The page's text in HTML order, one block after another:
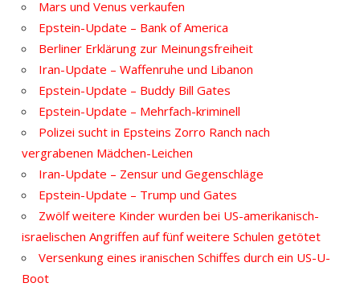
Mars und Venus verkaufen
Epstein-Update – Bank of America
Berliner Erklärung zur Meinungsfreiheit
Iran-Update – Waffenruhe und Libanon
Epstein-Update – Buddy Bill Gates
Epstein-Update – Mehrfach-kriminell
Polizei sucht in Epsteins Zorro Ranch nach
vergrabenen Mädchen-Leichen
Iran-Update – Zensur und Gegenschläge
Epstein-Update – Trump und Gates
Zwölf weitere Kinder wurden bei US-amerikanisch-
israelischen Angriffen auf fünf weitere Schulen getötet
Versenkung eines iranischen Schiffes durch ein US-U-
Boot